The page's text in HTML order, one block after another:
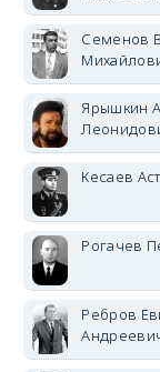
Семенов
Ярышкин
Кесаев
Рогачев
Ребров